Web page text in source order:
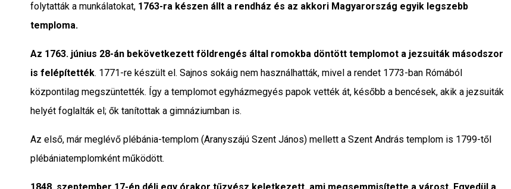
folytatták a munkálatokat, 1763-ra készen állt a rendház és az akkori Magyarország egyik legszebb
temploma.
Az 1763. június 28-án bekövetkezett földrengés által romokba döntött templomot a jezsuiták másodszor
is felépítették. 1771-re készült el. Sajnos sokáig nem használhatták, mivel a rendet 1773-ban Rómából
központilag megszüntették. Így a templomot egyházmegyés papok vették át, később a bencések, akik a jezsuiták
helyét foglalták el; ők tanítottak a gimnáziumban is.
Az első, már meglévő plébánia-templom (Aranyszájú Szent János) mellett a Szent András templom is 1799-től
plébániatemplomként működött.